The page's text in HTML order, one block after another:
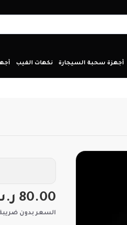
أجهزة سحبة السيجارة نكهات الفيب
80.00 ر.س
السعر بدون ضريبة : 69.57